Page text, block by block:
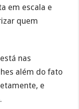
em escala e
quem
nas
além do fato
e